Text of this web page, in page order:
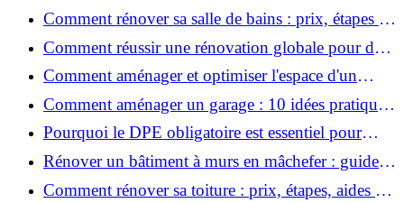
votre espace de vie ?
Comment rénover sa salle de bains : prix, étapes et
astuces ?
Comment réussir une rénovation globale pour des
économies et un confort durables?
Comment aménager et optimiser l'espace d'un
studio : 10 astuces pratiques ?
Comment aménager un garage : 10 idées pratiques
et efficaces ?
Pourquoi le DPE obligatoire est essentiel pour
vendre ou louer un bien ?
Rénover un bâtiment à murs en mâchefer : guide
pratique et solutions
Comment rénover sa toiture : prix, étapes, aides et